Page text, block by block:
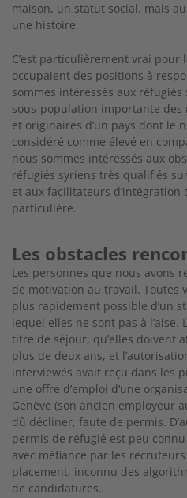
maison, un statut social, mais
une histoire.
C’est particulièrement vrai
occupaient des positions à
sommes intéressés aux réfugiés
sous-population importante des
et originaires d’un pays dont le
considéré comme élevé en
nous sommes intéressés aux
réfugiés syriens très qualifiés
et aux facilitateurs d’intégration
particulière.
Les obstacles
Les personnes que nous avons
de motivation au travail. Toutes
plus rapidement possible d’un
lequel elles ne sont pas à l’aise.
titre de séjour, qu’elles doivent
plus de deux ans, et
interviewés avait reçu dans les
une offre d’emploi d’une
Genève (son ancien employeur
dû décliner, faute de permis.
permis de réfugié est peu
avec méfiance par les
placement, inconnu des
de candidatures.